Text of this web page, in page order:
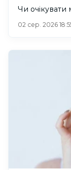
Чи очікувати
02 сер. 2026